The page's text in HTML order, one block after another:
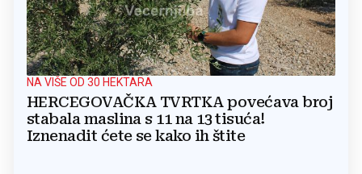
NA VIŠE OD 30 HEKTARA
HERCEGOVAČKA TVRTKA povećava broj
stabala maslina s 11 na 13 tisuća!
Iznenadit ćete se kako ih štite